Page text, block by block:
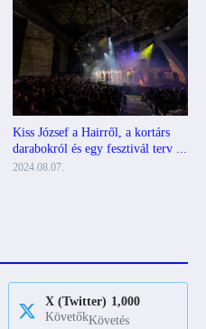
Kiss József a Hairről, a kortárs
darabokról és egy fesztivál terv ...
2024.08.07.
X (Twitter) 1,000
KövetőkKövetés